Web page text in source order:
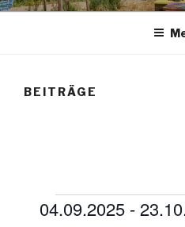
BEITRÄGE
04.09.2025 -